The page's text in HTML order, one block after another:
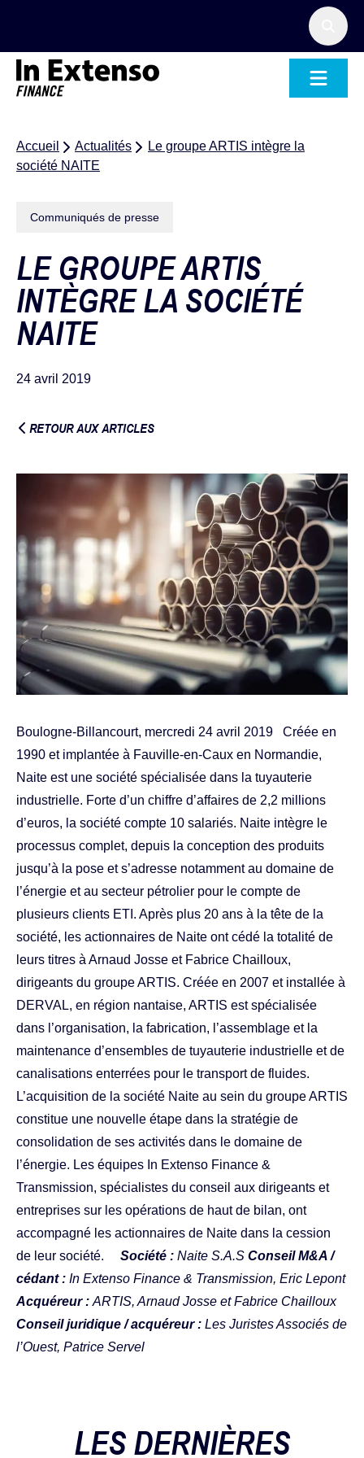
Accueil Actualités
Le groupe ARTIS intègre la
société NAITE
Communiqués de presse
LE GROUPE ARTIS
INTÈGRE LA SOCIÉTÉ
NAITE
24 avril 2019
RETOUR AUX ARTICLES
Boulogne-Billancourt, mercredi 24 avril 2019 Créée en
1990 et implantée à Fauville-en-Caux en Normandie,
Naite est une société spécialisée dans la tuyauterie
industrielle. Forte d’un chiffre d’affaires de 2,2 millions
d’euros, la société compte 10 salariés. Naite intègre le
processus complet, depuis la conception des produits
jusqu’à la pose et s’adresse notamment au domaine de
l’énergie et au secteur pétrolier pour le compte de
plusieurs clients ETI. Après plus 20 ans à la tête de la
société, les actionnaires de Naite ont cédé la totalité de
leurs titres à Arnaud Josse et Fabrice Chailloux,
dirigeants du groupe ARTIS. Créée en 2007 et installée à
DERVAL, en région nantaise, ARTIS est spécialisée
dans l’organisation, la fabrication, l’assemblage et la
maintenance d’ensembles de tuyauterie industrielle et de
canalisations enterrées pour le transport de fluides.
L’acquisition de la société Naite au sein du groupe ARTIS
constitue une nouvelle étape dans la stratégie de
consolidation de ses activités dans le domaine de
l’énergie. Les équipes In Extenso Finance &
Transmission, spécialistes du conseil aux dirigeants et
entreprises sur les opérations de haut de bilan, ont
accompagné les actionnaires de Naite dans la cession
de leur société. Société : Naite S.A.S Conseil M&A /
cédant : In Extenso Finance & Transmission, Eric Lepont
Acquéreur : ARTIS, Arnaud Josse et Fabrice Chailloux
Conseil juridique / acquéreur : Les Juristes Associés de
l’Ouest, Patrice Servel
LES DERNIÈRES